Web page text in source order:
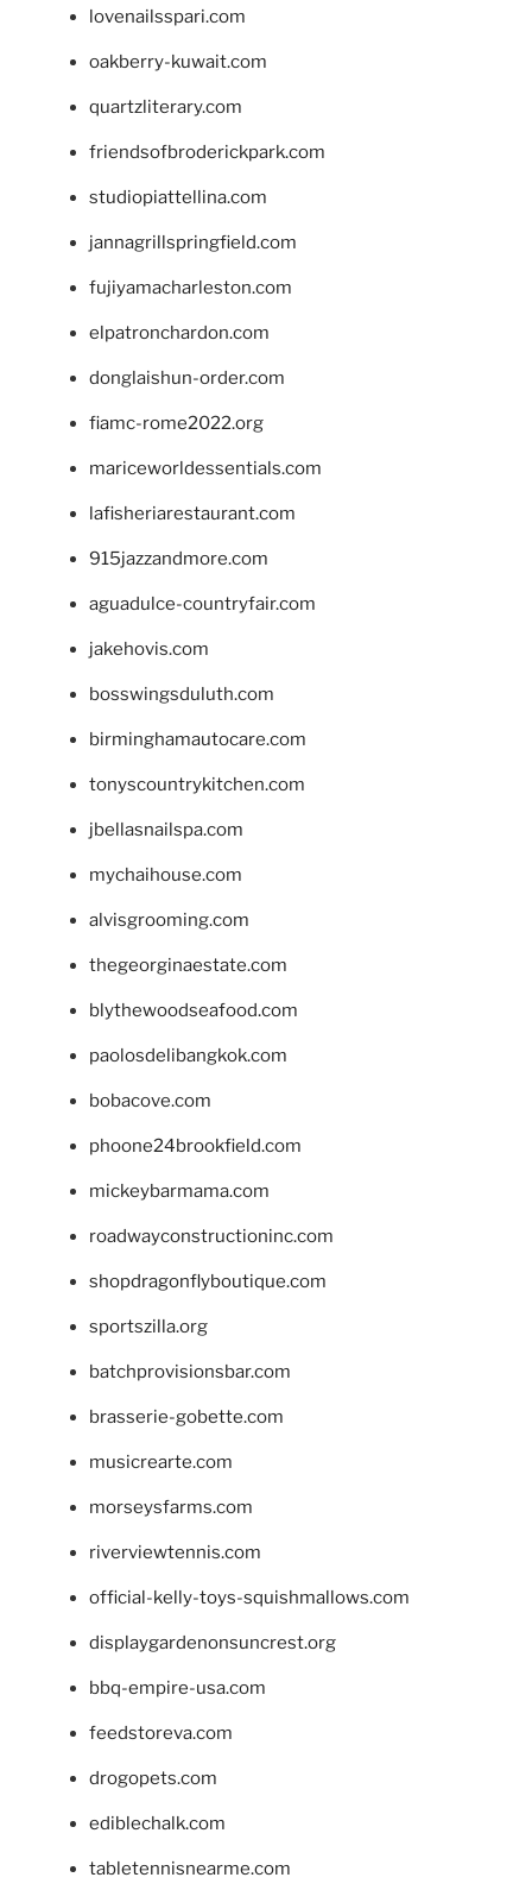
lovenailsspari.com
oakberry-kuwait.com
quartzliterary.com
friendsofbroderickpark.com
studiopiattellina.com
jannagrillspringfield.com
fujiyamacharleston.com
elpatronchardon.com
donglaishun-order.com
fiamc-rome2022.org
mariceworldessentials.com
lafisheriarestaurant.com
915jazzandmore.com
aguadulce-countryfair.com
jakehovis.com
bosswingsduluth.com
birminghamautocare.com
tonyscountrykitchen.com
jbellasnailspa.com
mychaihouse.com
alvisgrooming.com
thegeorginaestate.com
blythewoodseafood.com
paolosdelibangkok.com
bobacove.com
phoone24brookfield.com
mickeybarmama.com
roadwayconstructioninc.com
shopdragonflyboutique.com
sportszilla.org
batchprovisionsbar.com
brasserie-gobette.com
musicrearte.com
morseysfarms.com
riverviewtennis.com
official-kelly-toys-squishmallows.com
displaygardenonsuncrest.org
bbq-empire-usa.com
feedstoreva.com
drogopets.com
ediblechalk.com
tabletennisnearme.com